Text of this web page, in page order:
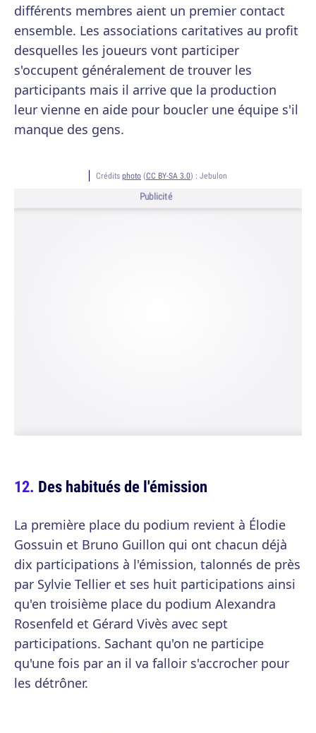
différents membres aient un premier contact
ensemble. Les associations caritatives au profit
desquelles les joueurs vont participer
s'occupent généralement de trouver les
participants mais il arrive que la production
leur vienne en aide pour boucler une équipe s'il
manque des gens.
Crédits photo (CC BY-SA 3.0) : Jebulon
Publicité
Des habitués de l'émission
La première place du podium revient à Élodie
Gossuin et Bruno Guillon qui ont chacun déjà
dix participations à l'émission, talonnés de près
par Sylvie Tellier et ses huit participations ainsi
qu'en troisième place du podium Alexandra
Rosenfeld et Gérard Vivès avec sept
participations. Sachant qu'on ne participe
qu'une fois par an il va falloir s'accrocher pour
les détrôner.